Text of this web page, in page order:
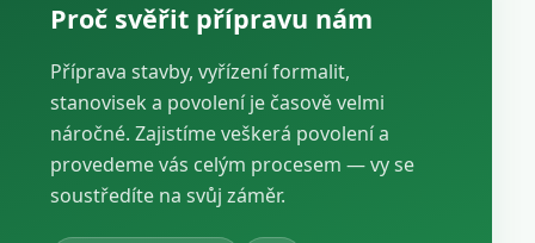
Proč svěřit přípravu nám
Příprava stavby, vyřízení formalit,
stanovisek a povolení je časově velmi
náročné. Zajistíme veškerá povolení a
provedeme vás celým procesem — vy se
soustředíte na svůj záměr.